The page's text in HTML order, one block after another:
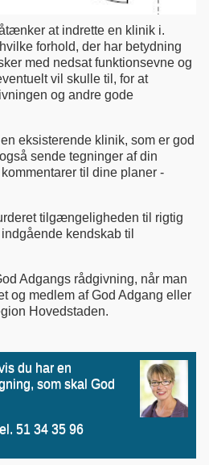
at indrette en klinik i.
forhold, der har betydning
med nedsat funktionsevne og
vil skulle til, for at
og andre gode
eksisterende klinik, som er god
sende tegninger af din
til dine planer -
tilgængeligheden til rigtig
kendskab til
Adgangs rådgivning, når man
og medlem af God Adgang eller
Hovedstaden.
du har en
som skal God
51 34 35 96